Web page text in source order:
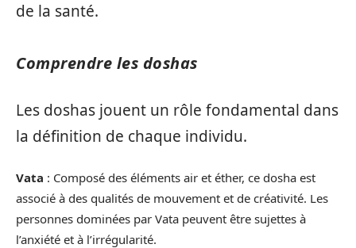
de la santé.
Comprendre les doshas
Les doshas jouent un rôle fondamental dans
la définition de chaque individu.
Vata : Composé des éléments air et éther, ce dosha est
associé à des qualités de mouvement et de créativité. Les
personnes dominées par Vata peuvent être sujettes à
l’anxiété et à l’irrégularité.